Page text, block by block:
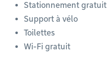
Stationnement gratuit
Support à vélo
Toilettes
Wi-Fi gratuit